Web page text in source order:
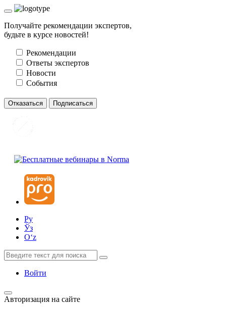
Получайте рекомендации экспертов,
будьте в курсе новостей!
Рекомендации
Ответы экспертов
Новости
События
Отказаться Подписаться
Ру
Ўз
Oʻz
Войти
Авторизация на сайте